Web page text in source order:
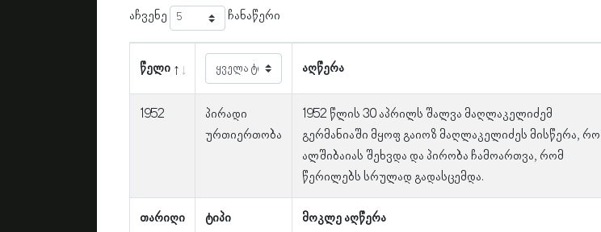
აჩვენე ჩანაწერი
წელი აღწერა
თარიღი ტიპი მოკლე აღწერა
1952
პირადი
ურთიერთობა
1952 წლის 30 აპრილს შალვა მაღლაკელიძემ
გერმანიაში მყოფ გაიოზ მაღლაკელიძეს მისწერა,
ალშიბაიას შეხვდა და პირობა ჩამოართვა, რომ
წერილებს სრულად გადასცემდა.